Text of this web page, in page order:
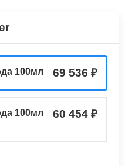
100мл 69 536
100мл
60 454